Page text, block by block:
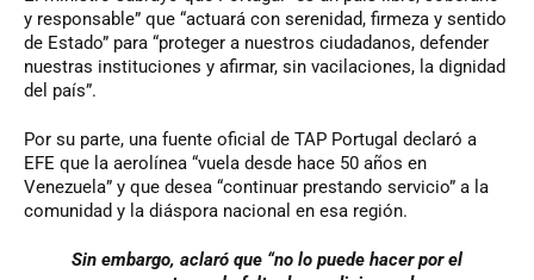
y responsable” que “actuará con serenidad, firmeza y sentido
de Estado” para “proteger a nuestros ciudadanos, defender
nuestras instituciones y afirmar, sin vacilaciones, la dignidad
del país”.
Por su parte, una fuente oficial de TAP Portugal declaró a
EFE que la aerolínea “vuela desde hace 50 años en
Venezuela” y que desea “continuar prestando servicio” a la
comunidad y la diáspora nacional en esa región.
Sin embargo, aclaró que “no lo puede hacer por el